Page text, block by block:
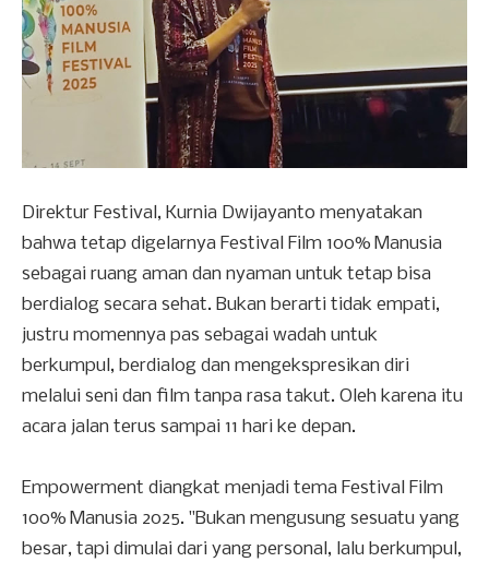
Direktur Festival, Kurnia Dwijayanto menyatakan
bahwa tetap digelarnya Festival Film 100% Manusia
sebagai ruang aman dan nyaman untuk tetap bisa
berdialog secara sehat. Bukan berarti tidak empati,
justru momennya pas sebagai wadah untuk
berkumpul, berdialog dan mengekspresikan diri
melalui seni dan film tanpa rasa takut. Oleh karena itu
acara jalan terus sampai 11 hari ke depan.
Empowerment diangkat menjadi tema Festival Film
100% Manusia 2025. "Bukan mengusung sesuatu yang
besar, tapi dimulai dari yang personal, lalu berkumpul,